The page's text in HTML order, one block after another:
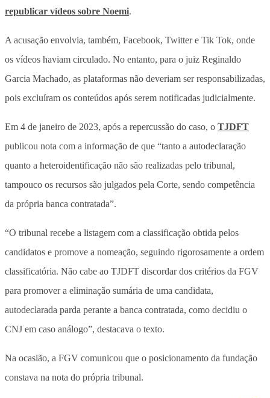
republicar vídeos sobre Noemi.
A acusação envolvia, também, Facebook, Twitter e Tik Tok, onde
os vídeos haviam circulado. No entanto, para o juiz Reginaldo
Garcia Machado, as plataformas não deveriam ser responsabilizadas,
pois excluíram os conteúdos após serem notificadas judicialmente.
Em 4 de janeiro de 2023, após a repercussão do caso, o TJDFT
publicou nota com a informação de que “tanto a autodeclaração
quanto a heteroidentificação não são realizadas pelo tribunal,
tampouco os recursos são julgados pela Corte, sendo competência
da própria banca contratada”.
“O tribunal recebe a listagem com a classificação obtida pelos
candidatos e promove a nomeação, seguindo rigorosamente a ordem
classificatória. Não cabe ao TJDFT discordar dos critérios da FGV
para promover a eliminação sumária de uma candidata,
autodeclarada parda perante a banca contratada, como decidiu o
CNJ em caso análogo”, destacava o texto.
Na ocasião, a FGV comunicou que o posicionamento da fundação
constava na nota do própria tribunal.